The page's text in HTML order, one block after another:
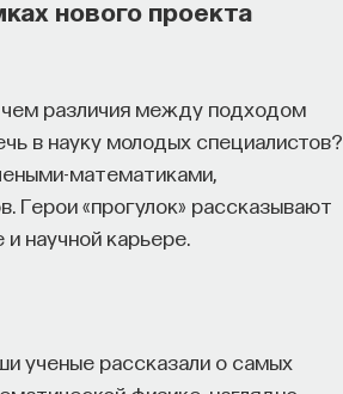
нового проекта
различия между подходом
в науку молодых специалистов?
математиками,
Герои «прогулок» рассказывают
научной карьере.
ученые рассказали о самых
Какую роль играет
сделать, чтобы за ночь наши
на курс «Наука сна: как